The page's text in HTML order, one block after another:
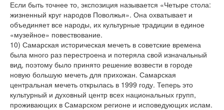
Если быть точнее то, экспозиция называется «Четыре стола:
жизненный круг народов Поволжья». Она охватывает и
объединяет все народы, их культурные традиции в единое
«музейное» повествование.
10) Самарская историческая мечеть в советские времена
была много раз перестроена и потеряла свой изначальный
вид, поэтому было принято решение возвести в городе
новую большую мечеть для прихожан. Самарская
центральная мечеть открылась в 1999 году. Теперь это
культурный и духовный центр всех национальных групп,
проживающих в Самарском регионе и исповедующих ислам.